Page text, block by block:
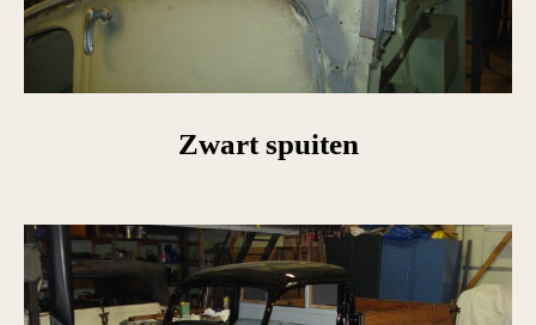
Zwart spuiten